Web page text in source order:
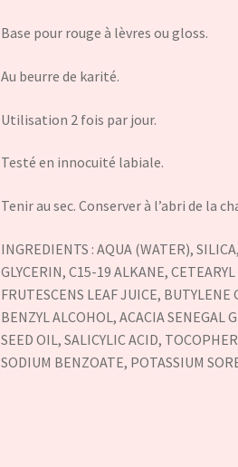
Base pour rouge à lèvres ou gloss.
Au beurre de karité.
Utilisation 2 fois par jour.
Testé en innocuité labiale.
Tenir au sec. Conserver à l’abri de la
INGREDIENTS : AQUA (WATER),
GLYCERIN, C15-19 ALKANE,
FRUTESCENS LEAF JUICE,
BENZYL ALCOHOL, ACACIA SENEGAL
SEED OIL, SALICYLIC ACID,
SODIUM BENZOATE, POTASSIUM